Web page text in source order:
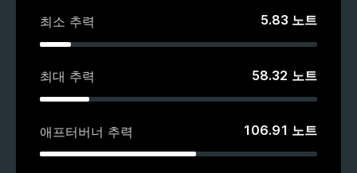
최소 추력 5.83 노트
최대 추력 58.32 노트
애프터버너 추력 106.91 노트